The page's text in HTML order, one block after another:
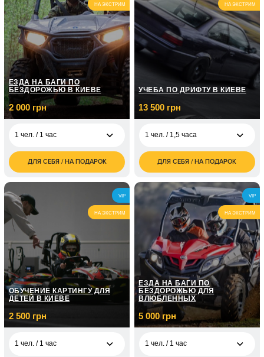
1 чел. / 45-60 минут\5
занятий
2 700
грн
НА ЭКСТРИМ
ЕЗДА НА БАГИ ПО
БЕЗДОРОЖЬЮ В КИЕВЕ
2 000 грн
1 чел. / 1 час
2 000
грн
2 чел. / 1 час\2
человека
4 000
грн
1 чел. / 2 часа
3 600
2 чел. / 2 часа\2
человека
ДЛЯ СЕБЯ / НА ПОДАРОК
НА ЭКСТРИМ
УЧЕБА ПО ДРИФТУ В КИЕВЕ
13 500 грн
1 чел. / 1,5 часа
13 500
грн
ДЛЯ СЕБЯ / НА ПОДАРОК
VIP
НА ЭКСТРИМ
ОБУЧЕНИЕ КАРТИНГУ ДЛЯ
ДЕТЕЙ В КИЕВЕ
2 500 грн
1 чел. / 1 час
VIP
НА ЭКСТРИМ
ЕЗДА НА БАГИ ПО
БЕЗДОРОЖЬЮ ДЛЯ
ВЛЮБЛЕННЫХ
5 000 грн
1 чел. / 1 час